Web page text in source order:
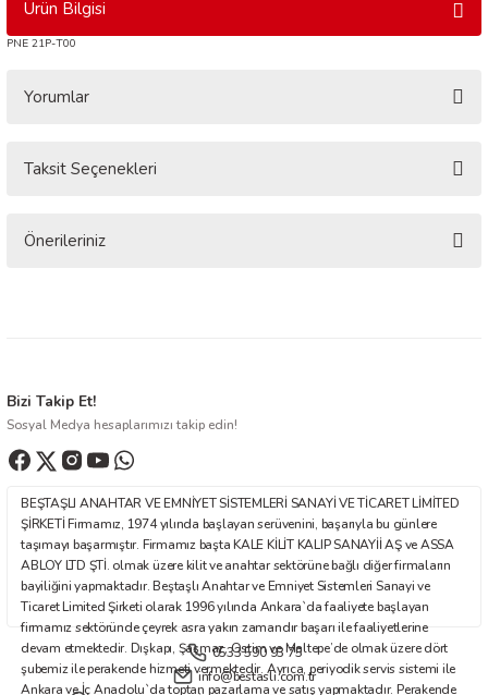
Ürün Bilgisi
PNE 21P-T00
Yorumlar
Bu ürüne ilk yorumu siz yapın!
Taksit Seçenekleri
Önerileriniz
Ürün resmi kalitesiz, bozuk veya görüntülenemiyor.
Ürün açıklamasında eksik bilgiler bulunuyor.
Ürün bilgilerinde hatalar bulunuyor.
Bu ürüne benzer farklı alternatifler olmalı.
Gönder
Bizi Takip Et!
Sosyal Medya hesaplarımızı takip edin!
BEŞTAŞLI ANAHTAR VE EMNİYET SİSTEMLERİ SANAYİ VE TİCARET LİMİTED
ŞİRKETİ Firmamız, 1974 yılında başlayan serüvenini, başarıyla bu günlere
taşımayı başarmıştır. Firmamız başta KALE KİLİT KALIP SANAYİİ AŞ ve ASSA
ABLOY LTD ŞTİ. olmak üzere kilit ve anahtar sektörüne bağlı diğer firmaların
bayiliğini yapmaktadır. Beştaşlı Anahtar ve Emniyet Sistemleri Sanayi ve
Ticaret Limited Şirketi olarak 1996 yılında Ankara`da faaliyete başlayan
firmamız sektöründe çeyrek asra yakın zamandır başarı ile faaliyetlerine
devam etmektedir. Dışkapı, Şaşmaz, Ostim ve Maltepe’de olmak üzere dört
şubemiz ile perakende hizmeti vermektedir. Ayrıca, periyodik servis sistemi ile
Ankara ve İç Anadolu`da toptan pazarlama ve satış yapmaktadır. Perakende
0533 590 93 75
info@bestasli.com.tr